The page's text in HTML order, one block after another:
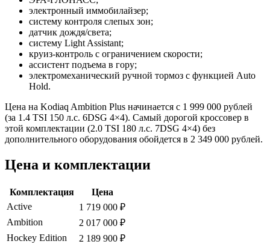
электронный иммобилайзер;
систему контроля слепых зон;
датчик дождя/света;
систему Light Assistant;
круиз-контроль с ограничением скорости;
ассистент подъема в гору;
электромеханический ручной тормоз с функцией Auto
Hold.
Цена на Kodiaq Ambition Plus начинается с 1 999 000 рублей
(за 1.4 TSI 150 л.с. 6DSG 4×4). Самый дорогой кроссовер в
этой комплектации (2.0 TSI 180 л.с. 7DSG 4×4) без
дополнительного оборудования обойдется в 2 349 000 рублей.
Цена и комплектации
Комплектация
Цена
Active
1 719 000 ₽
Ambition
2 017 000 ₽
Hockey Edition
2 189 900 ₽